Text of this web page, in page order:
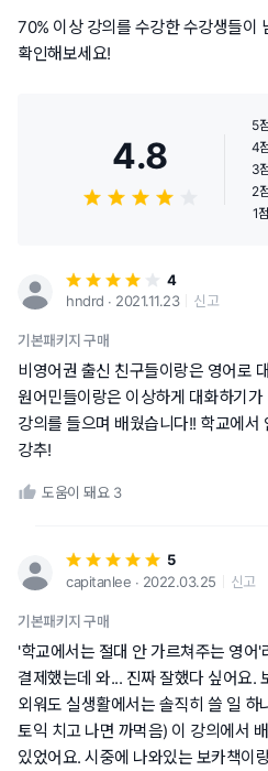
70% 이상 강의를 수강한 수강생들이
확인해보세요!
4.8
5
4
3
2
1점
4
hndrd ∙ 2021.11.23
신고
기본패키지 구매
비영어권 출신 친구들이랑은 영어로
원어민들이랑은 이상하게 대화하기
강의를 들으며 배웠습니다!! 학교에
강추!
도움이 돼요 3
5
capitanlee ∙ 2022.03.25
신고
기본패키지 구매
'학교에서는 절대 안 가르쳐주는 영어
결제했는데 와... 진짜 잘했다 싶어요.
외워도 실생활에서는 솔직히 쓸 일 하
토익 치고 나면 까먹음) 이 강의에서
있었어요. 시중에 나와있는 보카책이